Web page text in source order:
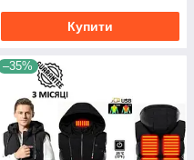
Купити
–35%